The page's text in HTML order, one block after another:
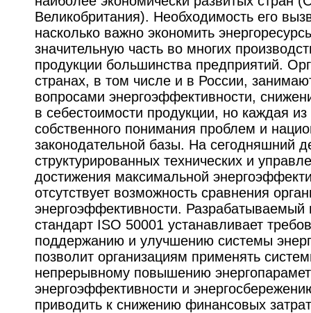
Великобритания). Необходимость его
насколько важно экономить
значительную часть во многих
продукции большинства предприятий.
странах, в том числе и в России,
вопросами энергоэффективности,
в себестоимости продукции, но каждая
собственного понимания проблем и
законодательной базы. На сегодняшний
структурированных технических и
достижения максимальной
отсутствует возможность сравнения
энергоэффективности.
стандарт ISO 50001 устанавливает
поддержанию и улучшению системы
позволит организациям применять
непрерывному повышению
энергоэффективности и
приводить к снижению финансовых